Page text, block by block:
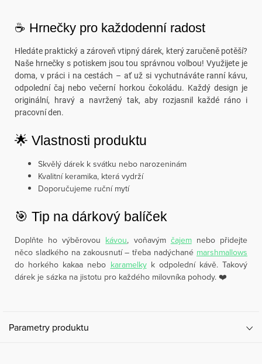
☕ Hrnečky pro každodenní radost
Hledáte praktický a zároveň vtipný dárek, který zaručeně potěší?
Naše hrnečky s potiskem jsou tou správnou volbou! Využijete je
doma, v práci i na cestách – ať už si vychutnáváte ranní kávu,
odpolední čaj nebo večerní horkou čokoládu. Každý design je
originální, hravý a navržený tak, aby rozjasnil každé ráno i
pracovní den.
🌟 Vlastnosti produktu
Skvělý dárek k svátku nebo narozeninám
Kvalitní keramika, která vydrží
Doporučujeme ruční mytí
🎯 Tip na dárkový balíček
Doplňte ho výběrovou kávou, voňavým čajemnebo přidejte
něco sladkého na zakousnutí – třeba nadýchané marshmallows
do horkého kakaa nebo karamelkyk odpolední kávě. Takový
dárek je sázka na jistotu pro každého milovníka pohody. ❤️
Parametry produktu